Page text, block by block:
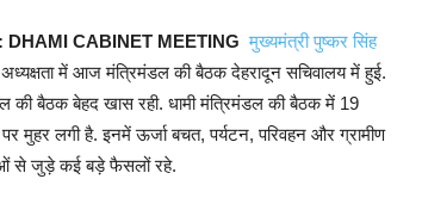
DHAMI CABINET MEETING मुख्यमंत्री पुष्कर सिंह
में आज मंत्रिमंडल की बैठक देहरादून सचिवालय में हुई.
की बैठक बेहद खास रही. धामी मंत्रिमंडल की बैठक में 19
पर मुहर लगी है. इनमें ऊर्जा बचत, पर्यटन, परिवहन और ग्रामीण
से जुड़े कई बड़े फैसलों रहे.